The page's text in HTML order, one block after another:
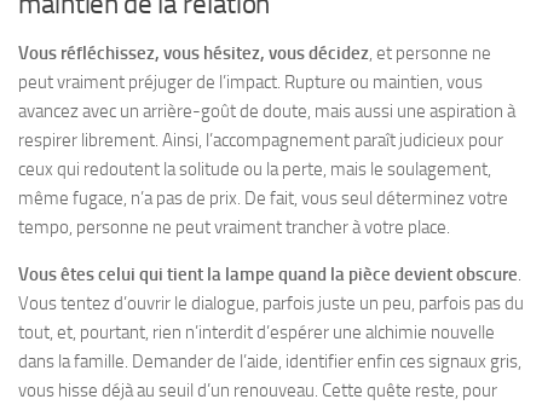
Vous réfléchissez, vous hésitez, vous décidez, et personne ne
peut vraiment préjuger de l’impact. Rupture ou maintien, vous
avancez avec un arrière-goût de doute, mais aussi une aspiration à
respirer librement. Ainsi, l’accompagnement paraît judicieux pour
ceux qui redoutent la solitude ou la perte, mais le soulagement,
même fugace, n’a pas de prix. De fait, vous seul déterminez votre
tempo, personne ne peut vraiment trancher à votre place.
Vous êtes celui qui tient la lampe quand la pièce devient obscure.
Vous tentez d’ouvrir le dialogue, parfois juste un peu, parfois pas du
tout, et, pourtant, rien n’interdit d’espérer une alchimie nouvelle
dans la famille. Demander de l’aide, identifier enfin ces signaux gris,
vous hisse déjà au seuil d’un renouveau. Cette quête reste, pour